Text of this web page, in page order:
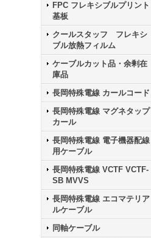
FPC フレキシブルプリント
基板
クールスタッフ フレキシ
ブル放熱フィルム
ケーブルカット品・余剰在
庫品
長岡特殊電線 カールコード
長岡特殊電線 マグネタップ
カール
長岡特殊電線 電子機器配線
用ケーブル
長岡特殊電線 VCTF VCTF-
SB MVVS
長岡特殊電線 エコマテリア
ルケーブル
同軸ケーブル